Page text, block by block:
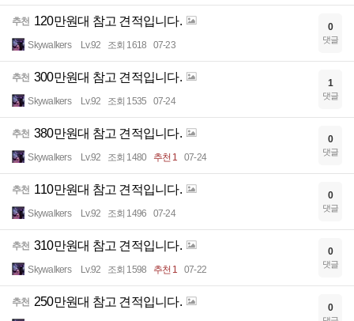
추천 120만원대 참고 견적입니다.
Skywalkers Lv.92 조회 1618 07-23
0
댓글
추천 300만원대 참고 견적입니다.
Skywalkers Lv.92 조회 1535 07-24
1
댓글
추천 380만원대 참고 견적입니다.
Skywalkers Lv.92 조회 1480 추천 1 07-24
0
댓글
추천 110만원대 참고 견적입니다.
Skywalkers Lv.92 조회 1496 07-24
0
댓글
추천 310만원대 참고 견적입니다.
Skywalkers Lv.92 조회 1598 추천 1 07-22
0
댓글
추천 250만원대 참고 견적입니다. 0